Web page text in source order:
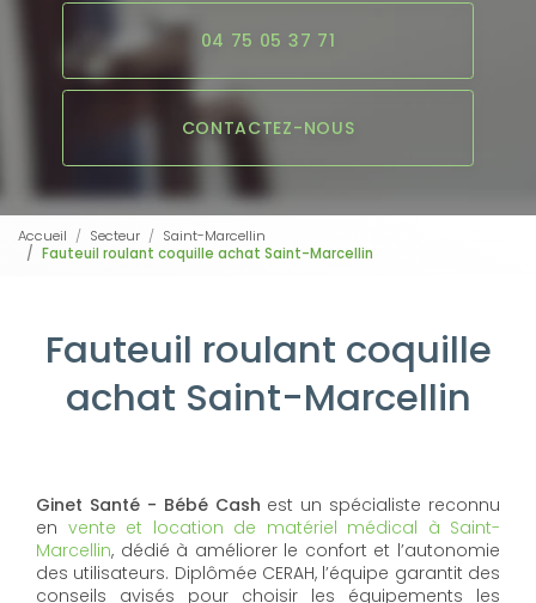
04 75 05 37 71
CONTACTEZ-NOUS
Accueil Secteur
Saint-Marcellin
Fauteuil roulant coquille achat Saint-Marcellin
Fauteuil roulant coquille
achat Saint-Marcellin
Ginet Santé - Bébé Cash est un spécialiste reconnu
en vente et location de matériel médical à Saint-
Marcellin, dédié à améliorer le confort et l’autonomie
des utilisateurs. Diplômée CERAH, l’équipe garantit des
conseils avisés pour choisir les équipements les